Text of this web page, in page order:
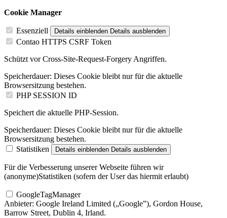
Cookie Manager
Essenziell Details einblenden Details ausblenden
Contao HTTPS CSRF Token
Schützt vor Cross-Site-Request-Forgery Angriffen.
Speicherdauer: Dieses Cookie bleibt nur für die aktuelle
Browsersitzung bestehen.
PHP SESSION ID
Speichert die aktuelle PHP-Session.
Speicherdauer: Dieses Cookie bleibt nur für die aktuelle
Browsersitzung bestehen.
Statistiken
Details einblenden Details ausblenden
Für die Verbesserung unserer Webseite führen wir
(anonyme)Statistiken (sofern der User das hiermit erlaubt)
GoogleTagManager
Anbieter: Google Ireland Limited („Google”), Gordon House,
Barrow Street, Dublin 4, Irland.